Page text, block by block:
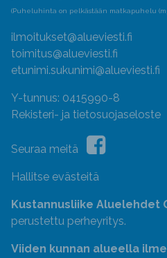
(Puheluhinta on pelkästään matkapuhelu
ilmoitukset@alueviesti.fi
toimitus@alueviesti.fi
etunimi.sukunimi@alueviesti.fi
Y-tunnus: 0415990-8
Rekisteri- ja tietosuojaseloste
Seuraa meitä
Hallitse evästeitä
Kustannusliike Aluelehdet
perustettu perheyritys.
Viiden kunnan alueella